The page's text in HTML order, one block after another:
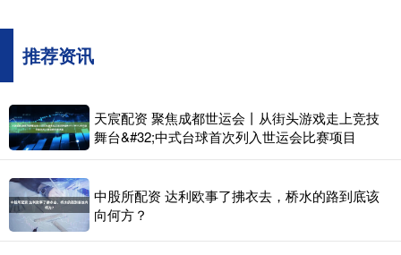
推荐资讯
天宸配资 聚焦成都世运会丨从街头游戏走上竞技
舞台&#32;中式台球首次列入世运会比赛项目
中股所配资 达利欧事了拂衣去，桥水的路到底该
向何方？